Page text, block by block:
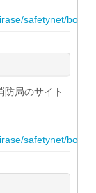
safetynet/
防局のサイト
safetynet/